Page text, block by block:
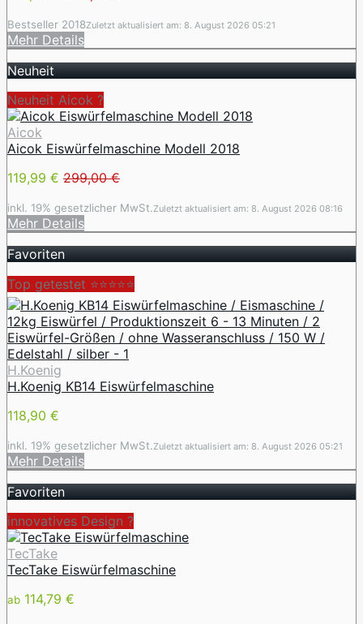
Bestseller 2018Zuletzt aktualisiert am: 8. August 2026 05:21
Mehr Details
Neuheit
Neuheit Aicok ?
Aicok
Aicok Eiswürfelmaschine Modell 2018
119,99 € 299,00 €
inkl. 19% gesetzlicher MwSt.Zuletzt aktualisiert am: 8. August 2026 08:16
Mehr Details
Favoriten
Top getestet ⭐⭐⭐⭐⭐
H.Koenig
H.Koenig KB14 Eiswürfelmaschine
118,90 €
inkl. 19% gesetzlicher MwSt.Zuletzt aktualisiert am: 8. August 2026 05:21
Mehr Details
Favoriten
innovatives Design ️?
TecTake
TecTake Eiswürfelmaschine
ab 114,79 €